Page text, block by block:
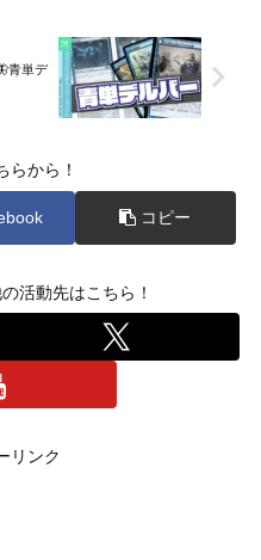
青単デ
らから！
コピー
活動先はこちら！
リンク